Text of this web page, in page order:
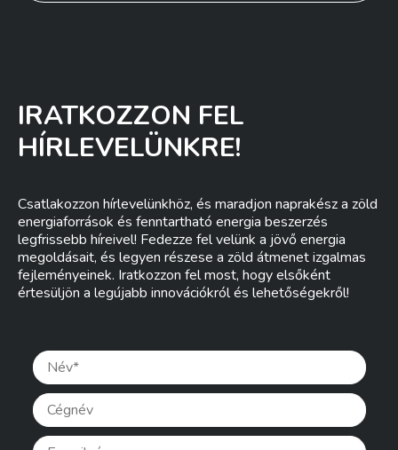
IRATKOZZON FEL
HÍRLEVELÜNKRE!
Csatlakozzon hírlevelünkhöz, és maradjon naprakész a zöld
energiaforrások és fenntartható energia beszerzés
legfrissebb híreivel! Fedezze fel velünk a jövő energia
megoldásait, és legyen részese a zöld átmenet izgalmas
fejleményeinek. Iratkozzon fel most, hogy elsőként
értesüljön a legújabb innovációkról és lehetőségekről!